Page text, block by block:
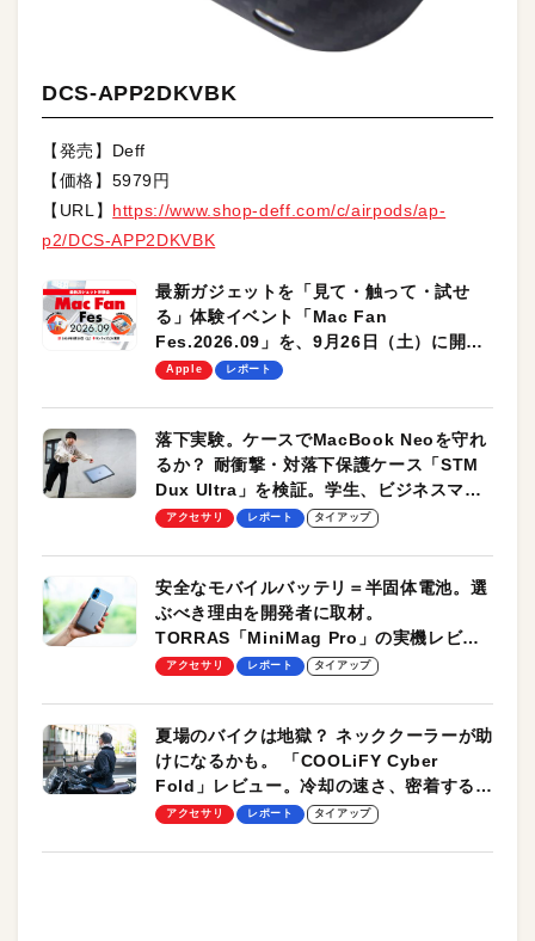
DCS-APP2DKVBK
【発売】Deff
【価格】5979円
【URL】 https://www.shop-deff.com/c/airpods/ap-
p2/DCS-APP2DKVBK
最新ガジェットを「見て・触って・試せ
る」体験イベント「Mac Fan
Fes.2026.09」を、9月26日（土）に開催
します！
Apple レポート
落下実験。ケースでMacBook Neoを守れ
るか？ 耐衝撃・対落下保護ケース「STM
Dux Ultra」を検証。学生、ビジネスマン
のモバイルユースに最適！
アクセサリ レポート タイアップ
安全なモバイルバッテリ＝半固体電池。選
ぶべき理由を開発者に取材。
TORRAS「MiniMag Pro」の実機レビュ
ーも
アクセサリ レポート タイアップ
夏場のバイクは地獄？ ネッククーラーが助
けになるかも。 「COOLiFY Cyber
Fold」レビュー。冷却の速さ、密着する冷
却プレート、シンプルな操作性がグッド！
アクセサリ レポート タイアップ